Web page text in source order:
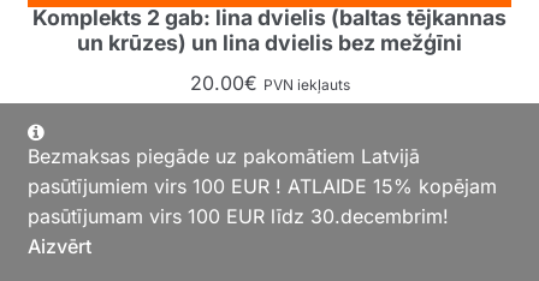
Komplekts 2 gab: lina dvielis (baltas tējkannas
un krūzes) un lina dvielis bez mežģīni
20.00€ PVN iekļauts
Bezmaksas piegāde uz pakomātiem Latvijā
pasūtījumiem virs 100 EUR ! ATLAIDE 15% kopējam
pasūtījumam virs 100 EUR līdz 30.decembrim!
Aizvērt